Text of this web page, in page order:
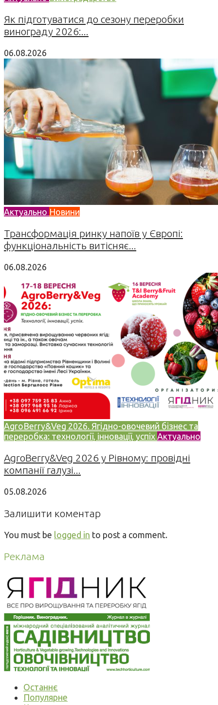
Як підготуватися до сезону переробки
винограду 2026:...
06.08.2026
Актуально Новини
Трансформація ринку напоїв у Європі:
функціональність витісняє...
06.08.2026
AgroBerry&Veg 2026. Ягідно-овочевий бізнес та
переробка: технології, інновації, успіх Актуально
AgroBerry&Veg 2026 у Рівному: провідні
компанії галузі...
05.08.2026
Залишити коментар
You must be logged in to post a comment.
Реклама
Останнє
Популярне